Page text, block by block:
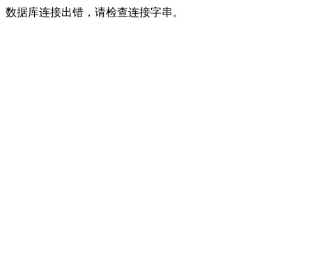
数据库连接出错，请检查连接字串。